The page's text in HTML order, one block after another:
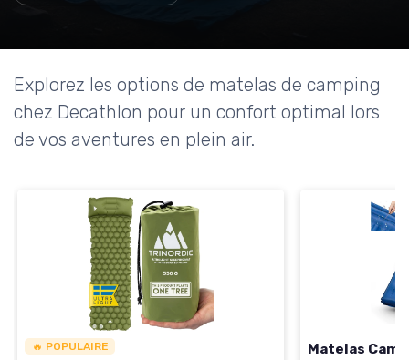
Explorez les options de matelas de camping
chez Decathlon pour un confort optimal lors
de vos aventures en plein air.
🔥 POPULAIRE
Matelas
Non merci, peut-être plus tard